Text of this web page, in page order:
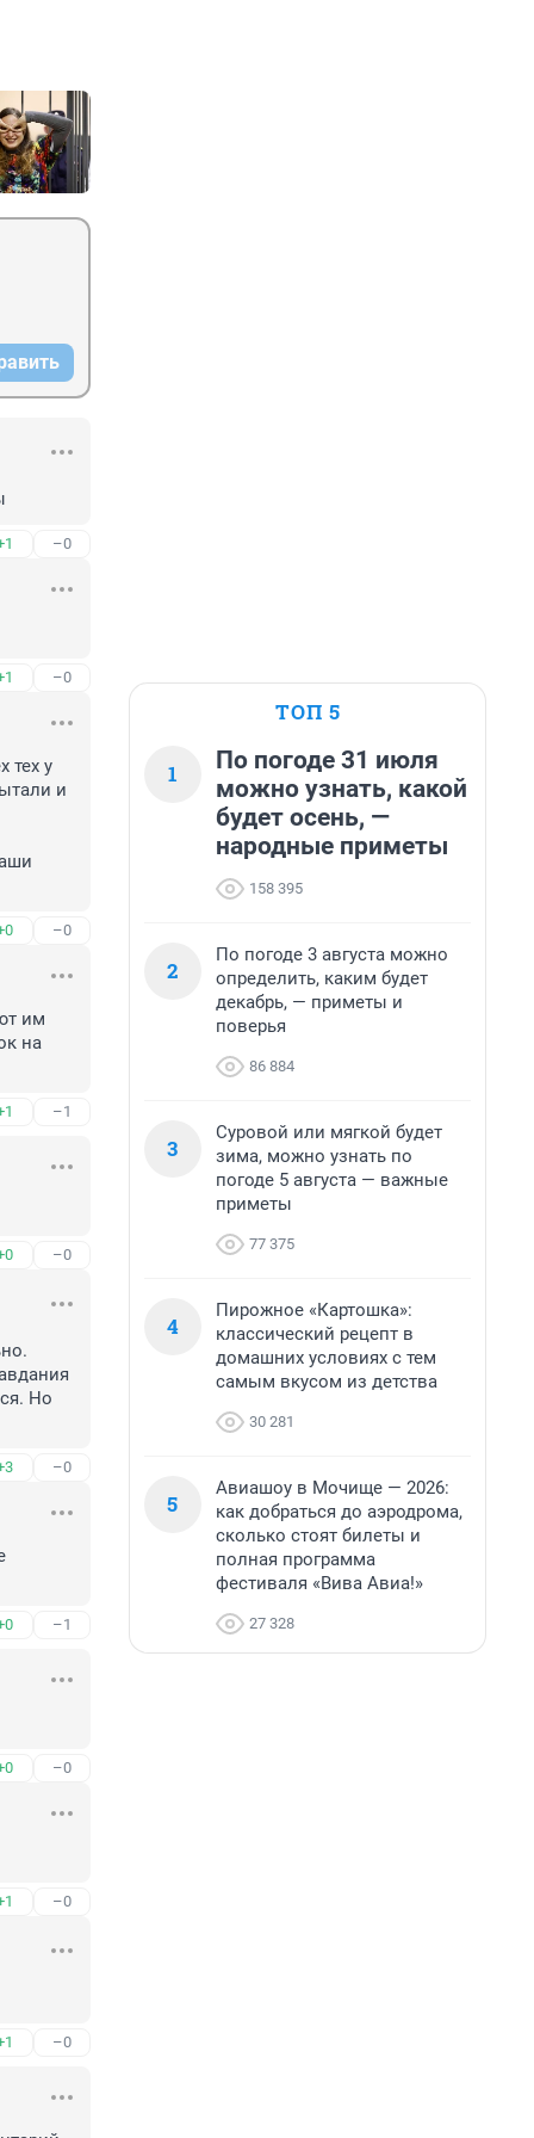
–0
–0
тех у
и
–0
им
на
–1
–0
Но
–0
–1
–0
–0
–0
ТОП 5
1
По погоде 31 июля
можно узнать, какой
будет осень, —
народные приметы
158 395
2
По погоде 3 августа можно
определить, каким будет
декабрь, — приметы и
поверья
86 884
3
Суровой или мягкой будет
зима, можно узнать по
погоде 5 августа — важные
приметы
77 375
4
Пирожное «Картошка»:
классический рецепт в
домашних условиях с тем
самым вкусом из детства
30 281
5
Авиашоу в Мочище — 2026:
как добраться до аэродрома,
сколько стоят билеты и
полная программа
фестиваля «Вива Авиа!»
27 328